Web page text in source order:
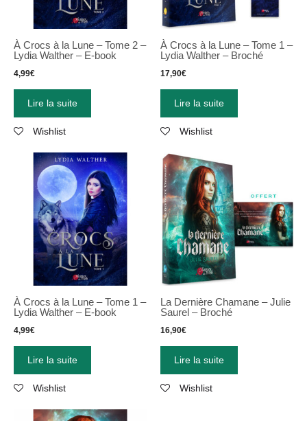
À Crocs à la Lune – Tome 2 –
Lydia Walther – E-book
4,99€
Lire la suite
Wishlist
À Crocs à la Lune – Tome 1 –
Lydia Walther – Broché
17,90€
Lire la suite
Wishlist
À Crocs à la Lune – Tome 1 –
Lydia Walther – E-book
4,99€
Lire la suite
Wishlist
La Dernière Chamane – Julie
Saurel – Broché
16,90€
Lire la suite
Wishlist